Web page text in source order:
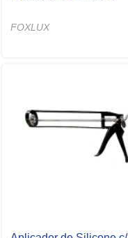
FOXLUX